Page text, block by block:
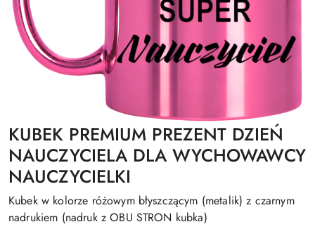
KUBEK PREMIUM PREZENT DZIEŃ
NAUCZYCIELA DLA WYCHOWAWCY
NAUCZYCIELKI
Kubek w kolorze różowym błyszczącym (metalik) z czarnym
nadrukiem (nadruk z OBU STRON kubka)